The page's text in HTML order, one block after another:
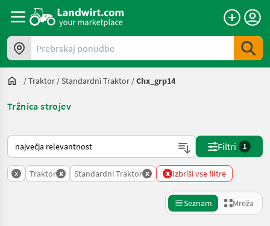
Prebrskaj ponudbe
/Traktor /Standardni Traktor /Chx_grp14
Tržnica strojev
Tako je razvrščeno na Landwirt.com
Filtri 1
x Traktor x Standardni Traktor x x Izbriši vse filtre
Seznam Mreža